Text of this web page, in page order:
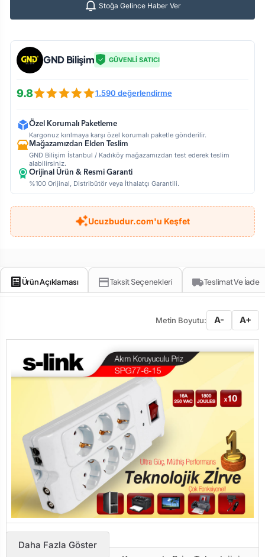
Stoğa Gelince Haber Ver
GND Bilişim GÜVENLİ SATICI
9.8 1.590 değerlendirme
Özel Korumalı Paketleme
Kargonuz kırılmaya karşı özel korumalı paketle gönderilir.
Mağazamızdan Elden Teslim
GND Bilişim İstanbul / Kadıköy mağazamızdan test ederek teslim
alabilirsiniz.
Orijinal Ürün & Resmi Garanti
%100 Orijinal, Distribütör veya İthalatçı Garantili.
Ucuzbudur.com'u Keşfet
Ürün Açıklaması Taksit Seçenekleri Teslimat Ve İade
Metin Boyutu: A- A+
Daha Fazla Göster